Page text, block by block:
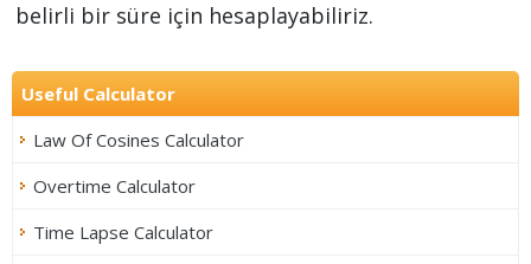
belirli bir süre için hesaplayabiliriz.
Useful Calculator
Law Of Cosines Calculator
Overtime Calculator
Time Lapse Calculator